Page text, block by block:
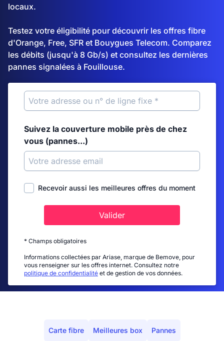
locaux.
Testez votre éligibilité pour découvrir les offres fibre
d'Orange, Free, SFR et Bouygues Telecom. Comparez
les débits (jusqu'à 8 Gb/s) et consultez les dernières
pannes signalées à Fouillouse.
Suivez la couverture mobile près de chez
vous (pannes...)
Recevoir aussi les meilleures offres du moment
Valider
* Champs obligatoires
Informations collectées par Ariase, marque de Bemove, pour
vous renseigner sur les offres internet. Consultez notre
politique de confidentialité et de gestion de vos données.
Carte fibre Meilleures box Pannes